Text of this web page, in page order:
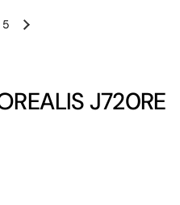
Folie
Nächste Folie
5
J720RE